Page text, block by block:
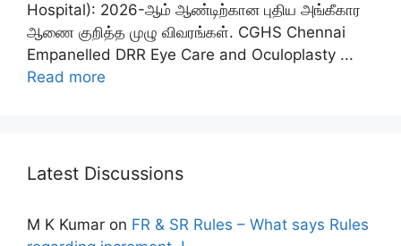
Hospital): 2026-ஆம் ஆண்டிற்கான புதிய அங்கீகார
ஆணை குறித்த முழு விவரங்கள். CGHS Chennai
Empanelled DRR Eye Care and Oculoplasty ...
Read more
Latest Discussions
M K Kumar on FR & SR Rules – What says Rules